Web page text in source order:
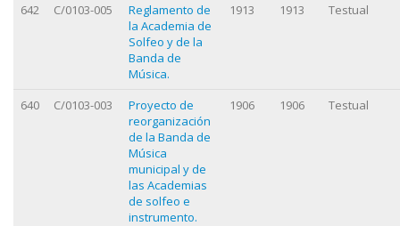
642 C/0103-005
Reglamento de
la Academia de
Solfeo y de la
Banda de
Música.
1913 1913 Testual
640 C/0103-003
Proyecto de
reorganización
de la Banda de
Música
municipal y de
las Academias
de solfeo e
instrumento.
1906 1906 Testual